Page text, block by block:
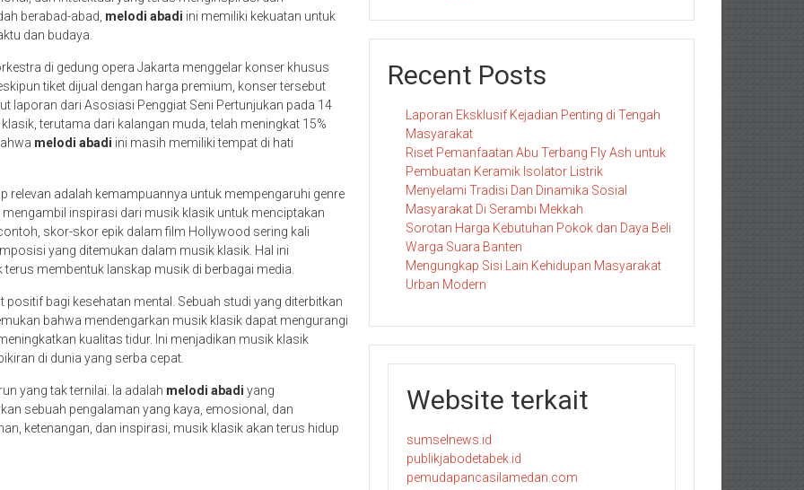
berabad-abad, melodi abadi ini memiliki kekuatan untuk
dan budaya.
di gedung opera Jakarta menggelar konser khusus
tiket dijual dengan harga premium, konser tersebut
laporan dari Asosiasi Penggiat Seni Pertunjukan pada 14
terutama dari kalangan muda, telah meningkat 15%
melodi abadi ini masih memiliki tempat di hati
relevan adalah kemampuannya untuk mempengaruhi genre
inspirasi dari musik klasik untuk menciptakan
skor-skor epik dalam film Hollywood sering kali
yang ditemukan dalam musik klasik. Hal ini
membentuk lanskap musik di berbagai media.
bagi kesehatan mental. Sebuah studi yang diterbitkan
bahwa mendengarkan musik klasik dapat mengurangi
kualitas tidur. Ini menjadikan musik klasik
di dunia yang serba cepat.
yang tak ternilai. Ia adalah melodi abadi yang
sebuah pengalaman yang kaya, emosional, dan
ketenangan, dan inspirasi, musik klasik akan terus hidup
Recent Posts
Laporan Eksklusif Kejadian Penting di Tengah
Masyarakat
Riset Pemanfaatan Abu Terbang Fly Ash untuk
Pembuatan Keramik Isolator Listrik
Menyelami Tradisi Dan Dinamika Sosial
Masyarakat Di Serambi Mekkah
Sorotan Harga Kebutuhan Pokok dan Daya Beli
Warga Suara Banten
Mengungkap Sisi Lain Kehidupan Masyarakat
Urban Modern
Website terkait
sumselnews.id
publikjabodetabek.id
pemudapancasilamedan.com